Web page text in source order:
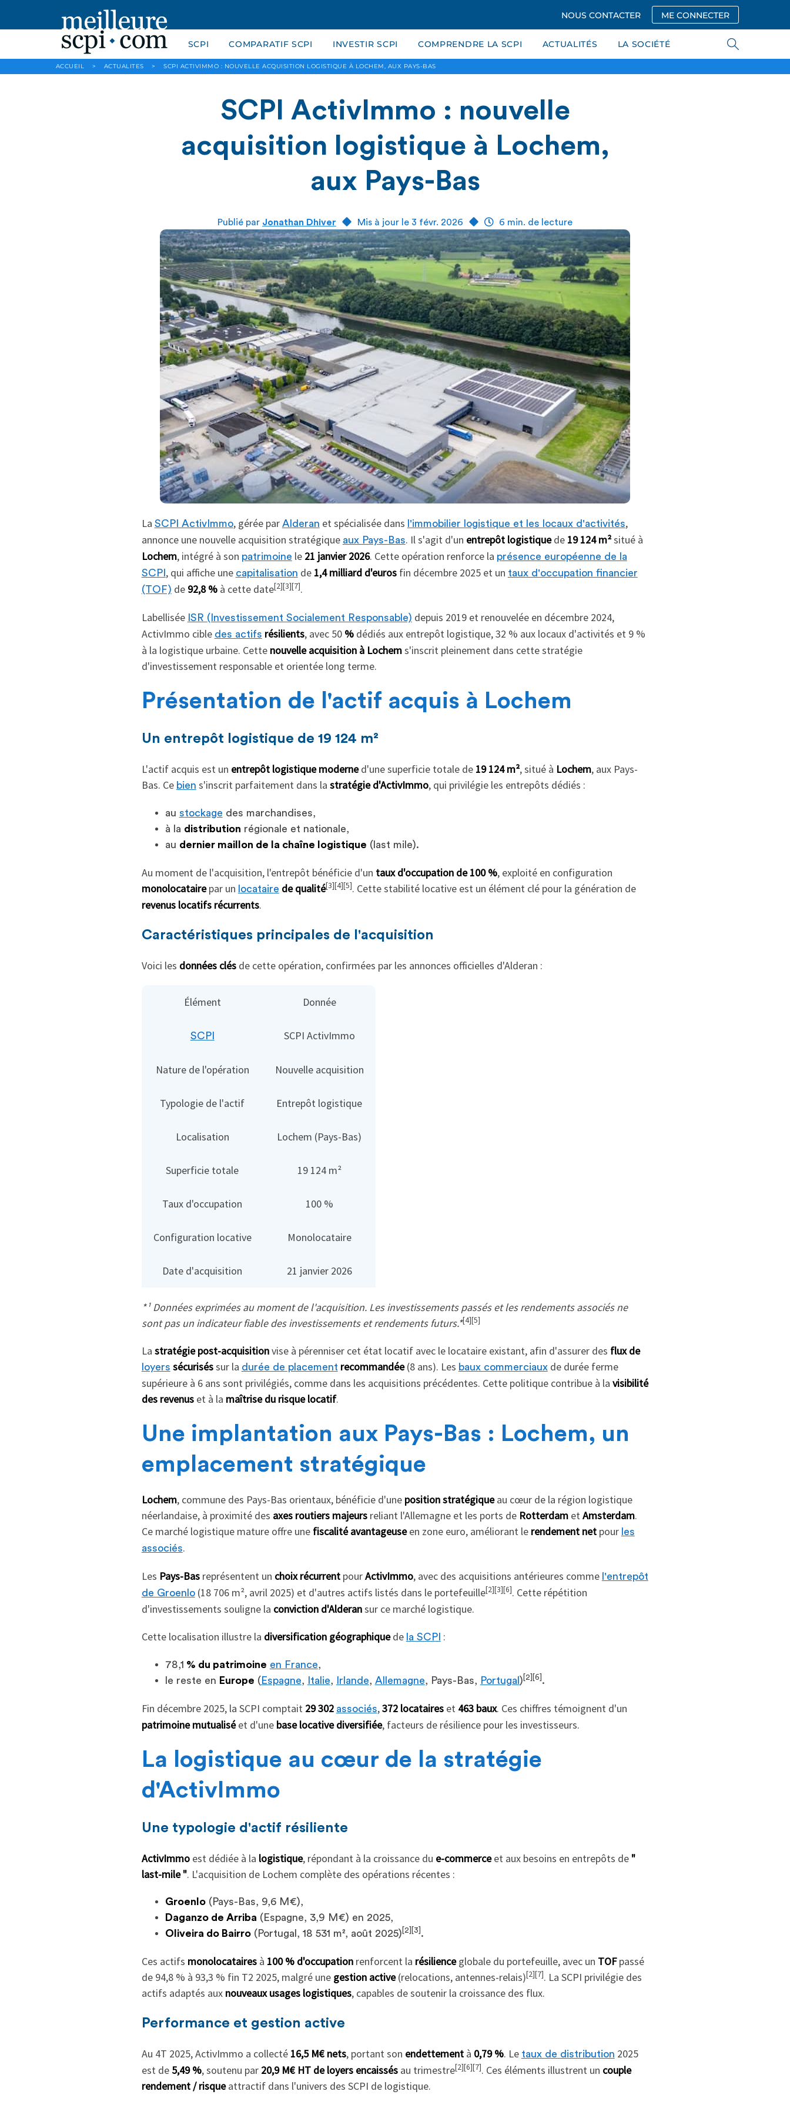
NOUS CONTACTER ME CONNECTER
SCPI COMPARATIF SCPI INVESTIR SCPI COMPRENDRE LA SCPI ACTUALITÉS LA SOCIÉTÉ
ACCUEIL > ACTUALITES > SCPI ACTIVIMMO : NOUVELLE ACQUISITION LOGISTIQUE À LOCHEM, AUX PAYS-BAS
SCPI ActivImmo : nouvelle
acquisition logistique à Lochem,
aux Pays-Bas
Publié par Jonathan Dhiver Mis à jour le 3 févr. 2026 6 min. de lecture
La SCPI ActivImmo, gérée par Alderan et spécialisée dans l'immobilier logistique et les locaux d'activités,
annonce une nouvelle acquisition stratégique aux Pays-Bas. Il s'agit d'un entrepôt logistiquede 19 124 m²situé à
Lochem, intégré à son patrimoine le 21 janvier 2026. Cette opération renforce la présence européenne de la
SCPI , qui affiche une capitalisation de 1,4 milliard d'eurosfin décembre 2025 et un taux d'occupation financier
(TOF) de 92,8 %à cette date[2][3][7].
Labellisée ISR (Investissement Socialement Responsable) depuis 2019 et renouvelée en décembre 2024,
ActivImmo cible des actifs résilients, avec 50%dédiés aux entrepôt logistique, 32 % aux locaux d'activités et 9 %
à la logistique urbaine. Cettenouvelle acquisition à Lochems'inscrit pleinement dans cette stratégie
d'investissement responsable et orientée long terme.
Présentation de l'actif acquis à Lochem
Un entrepôt logistique de 19 124 m²
L'actif acquis est un entrepôt logistique moderned'une superficie totale de 19 124 m², situé à Lochem, aux Pays-
Bas. Ce bien s'inscrit parfaitement dans la stratégie d'ActivImmo, qui privilégie les entrepôts dédiés :
au stockage des marchandises,
à la distribution régionale et nationale,
au dernier maillon de la chaîne logistique (last mile).
Au moment de l'acquisition, l'entrepôt bénéficie d'un taux d'occupation de 100 %, exploité en configuration
monolocatairepar un locataire de qualité[3][4][5]. Cette stabilité locative est un élément clé pour la génération de
revenus locatifs récurrents.
Caractéristiques principales de l'acquisition
Voici les données clésde cette opération, confirmées par les annonces officielles d'Alderan :
Élément Donnée
SCPI SCPI ActivImmo
Nature de l'opération Nouvelle acquisition
Typologie de l'actif Entrepôt logistique
Localisation Lochem (Pays-Bas)
Superficie totale 19 124 m²
Taux d'occupation 100 %
Configuration locative Monolocataire
Date d'acquisition 21 janvier 2026
*¹ Données exprimées au moment de l'acquisition. Les investissements passés et les rendements associés ne
sont pas un indicateur fiable des investissements et rendements futurs.*[4][5]
La stratégie post-acquisitionvise à pérenniser cet état locatif avec le locataire existant, afin d'assurer des flux de
loyers sécuriséssur la durée de placement recommandée(8 ans). Les baux commerciauxde durée ferme
supérieure à 6 ans sont privilégiés, comme dans les acquisitions précédentes. Cette politique contribue à la visibilité
des revenuset à la maîtrise du risque locatif.
Une implantation aux Pays-Bas : Lochem, un
emplacement stratégique
Lochem, commune des Pays-Bas orientaux, bénéficie d'une position stratégiqueau cœur de la région logistique
néerlandaise, à proximité des axes routiers majeursreliant l'Allemagne et les ports de RotterdametAmsterdam.
Ce marché logistique mature offre une fiscalité avantageuseen zone euro, améliorant le rendement netpour les
associés.
Les Pays-Basreprésentent un choix récurrentpourActivImmo, avec des acquisitions antérieures comme l'entrepôt
de Groenlo(18 706 m², avril 2025) et d'autres actifs listés dans le portefeuille[2][3][6]. Cette répétition
d'investissements souligne la conviction d'Alderansur ce marché logistique.
Cette localisation illustre la diversification géographiquede la SCPI :
78,1 % du patrimoine en France,
le reste en Europe ( Espagne, Italie, Irlande, Allemagne, Pays-Bas, Portugal ) [2][6] .
Fin décembre 2025, la SCPI comptait 29 302 associés,372 locataireset 463 baux. Ces chiffres témoignent d'un
patrimoine mutualiséet d'une base locative diversifiée, facteurs de résilience pour les investisseurs.
La logistique au cœur de la stratégie
d'ActivImmo
Une typologie d'actif résiliente
ActivImmo est dédiée à la logistique, répondant à la croissance du e-commerceet aux besoins en entrepôts de "
last-mile ". L'acquisition de Lochem complète des opérations récentes :
Groenlo(Pays-Bas, 9,6 M€),
Daganzo de Arriba (Espagne, 3,9 M€) en 2025,
Oliveira do Bairro(Portugal, 18 531 m², août 2025) [2][3] .
Ces actifs monolocatairesà 100 % d'occupationrenforcent la résilienceglobale du portefeuille, avec un TOFpassé
de 94,8 % à 93,3 % fin T2 2025, malgré une gestion active(relocations, antennes-relais)[2][7]. La SCPI privilégie des
actifs adaptés aux nouveaux usages logistiques, capables de soutenir la croissance des flux.
Performance et gestion active
Au 4T 2025, ActivImmo a collecté 16,5 M€ nets, portant son endettementà 0,79 %. Le taux de distribution 2025
est de 5,49 %, soutenu par 20,9 M€ HT de loyers encaissésau trimestre[2][6][7]. Ces éléments illustrent un couple
rendement / risqueattractif dans l'univers des SCPI de logistique.